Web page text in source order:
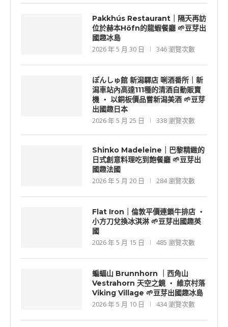
Pakkhús Restaurant｜隔天再訪
位於赫本Höfn的龍蝦餐廳 🌱豆芽出
國趣冰島
2026 年 5 月 30 日
346 瀏覽次數
ぽんしゅ館 新潟驛店 唎酒番所｜新
潟車站內高達111種的清酒自動販賣
機 ‧ 以銅板價品嘗新潟美酒 🌱豆芽
出國趣日本
2026 年 5 月 25 日
338 瀏覽次數
Shinko Madeleine｜巴黎精緻的
日式創意料理吃到飽餐廳 🌱豆芽出
國趣法國
2026 年 5 月 20 日
284 瀏覽次數
Flat Iron｜倫敦平價連鎖牛排店 ‧
小方刀兌換冰淇淋 🌱豆芽出國趣英
國
2026 年 5 月 15 日
485 瀏覽次數
蝙蝠山 Brunnhorn ｜西角山
Vestrahorn 天空之鏡 ‧ 維京村落
Viking Village 🌱豆芽出國趣冰島
2026 年 5 月 10 日
434 瀏覽次數